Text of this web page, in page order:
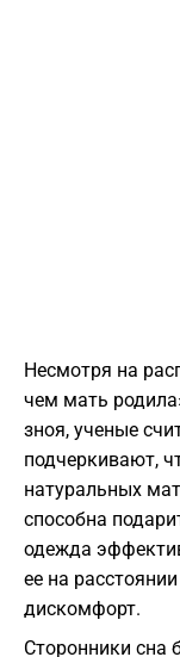
​Несмотря на
чем мать
зноя, ученые
подчеркивают,
натуральных
способна
одежда
ее на
дискомфорт.
​Сторонники сна